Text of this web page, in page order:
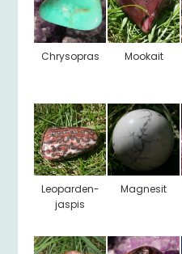
Chrysopras Mookait
Leoparden-
jaspis
Magnesit